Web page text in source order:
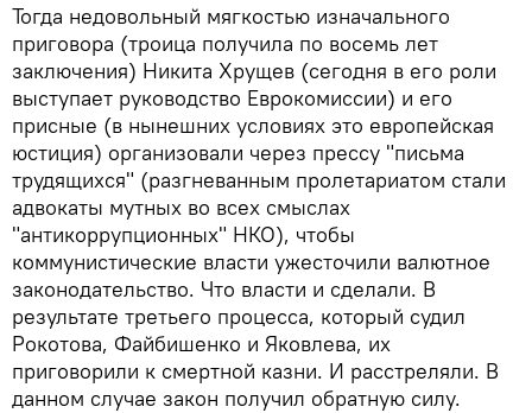
Тогда недовольный мягкостью изначального
приговора (троица получила по восемь лет
заключения) Никита Хрущев (сегодня в его роли
выступает руководство Еврокомиссии) и его
присные (в нынешних условиях это европейская
юстиция) организовали через прессу "письма
трудящихся" (разгневанным пролетариатом стали
адвокаты мутных во всех смыслах
"антикоррупционных" НКО), чтобы
коммунистические власти ужесточили валютное
законодательство. Что власти и сделали. В
результате третьего процесса, который судил
Рокотова, Файбишенко и Яковлева, их
приговорили к смертной казни. И расстреляли. В
данном случае закон получил обратную силу.